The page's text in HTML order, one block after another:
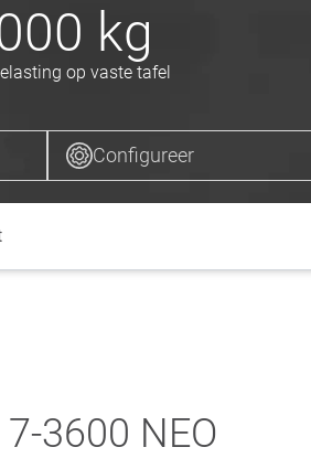
kg
op vaste tafel
Configureer
3600 NEO